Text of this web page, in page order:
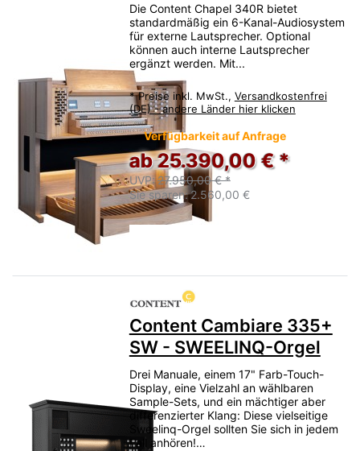
Die Content Chapel 340R bietet
standardmäßig ein 6-Kanal-Audiosystem
für externe Lautsprecher. Optional
können auch interne Lautsprecher
ergänzt werden. Mit...
* Preise inkl. MwSt., Versandkostenfrei
(DE) - andere Länder hier klicken
Verfügbarkeit auf Anfrage
ab 25.390,00 € *
UVP:27.950,00 € *
Sie sparen:2.560,00 €
Content Cambiare 335+
SW - SWEELINQ-Orgel
Drei Manuale, einem 17" Farb-Touch-
Display, eine Vielzahl an wählbaren
Sample-Sets, und ein mächtiger aber
differenzierter Klang: Diese vielseitige
Sweelinq-Orgel sollten Sie sich in jedem
Fall anhören!…